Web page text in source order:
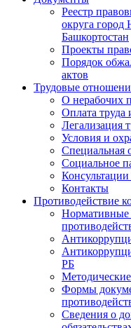
Реестр
округа город
Башкортостан
Проекты
Порядок
актов
Трудовые
О нерабочих
Оплата труда
Легализация
Условия и
Специальная
Социальное
Контакты
Противодействие
Нормативные
РБ
Формы
Сведения о